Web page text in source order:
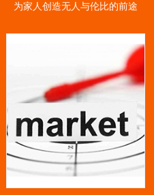
为家人创造无人与伦比的前途